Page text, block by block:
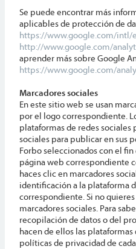
Se puede encontrar más
aplicables de protección de
https://www.google.com/
http://www.google.com/
aprender más sobre Google
https://www.google.com/
Marcadores sociales
En este sitio web se usan
por el logo correspondiente.
plataformas de redes sociales
sociales para publicar en sus
Forbo seleccionados con el
página web correspondiente
haces clic en marcadores
identificación a la plataforma
correspondiente. Si no
marcadores sociales. Para
recopilación de datos o del
hacen de ellos las
políticas de privacidad de